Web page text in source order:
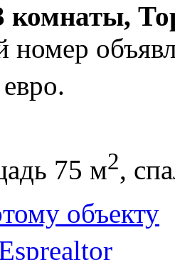
комнаты,
номер
75 м2,
объекту